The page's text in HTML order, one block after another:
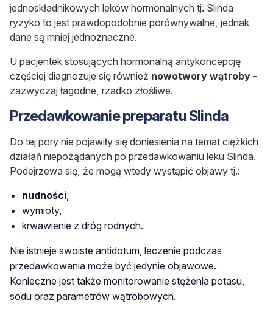
jednoskładnikowych leków hormonalnych tj. Slinda
ryzyko to jest prawdopodobnie porównywalne, jednak
dane są mniej jednoznaczne.
U pacjentek stosujących hormonalną antykoncepcję
częściej diagnozuje się również nowotwory wątroby -
zazwyczaj łagodne, rzadko złośliwe.
Przedawkowanie preparatu Slinda
Do tej pory nie pojawiły się doniesienia na temat ciężkich
działań niepożądanych po przedawkowaniu leku Slinda.
Podejrzewa się, że mogą wtedy wystąpić objawy tj.:
nudności
wymioty,
krwawienie z dróg rodnych.
Nie istnieje swoiste antidotum, leczenie podczas
przedawkowania może być jedynie objawowe.
Konieczne jest także monitorowanie stężenia potasu,
sodu oraz parametrów wątrobowych.